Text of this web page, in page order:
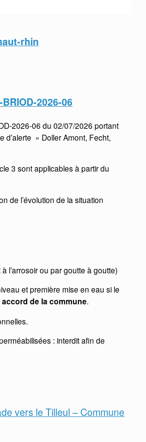
rhin
2026-06
2026-06 du 02/07/2026 portant
d’alerte » Doller Amont, Fecht,
3 sont applicables à partir du
de l’évolution de la situation
l’arrosoir ou par goutte à goutte)
et première mise en eau si le
de la commune.
: interdit afin de
vers le Tilleul – Commune